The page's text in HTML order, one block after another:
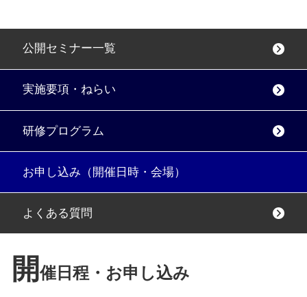
公開セミナー一覧
実施要項・ねらい
研修プログラム
お申し込み（開催日時・会場）
よくある質問
開催日程・お申し込み